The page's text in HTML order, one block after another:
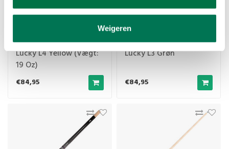
Weigeren
Lucky L4 Yellow (Vægt:
19 Oz)
€84,95
Lucky L3 Grøn
€84,95